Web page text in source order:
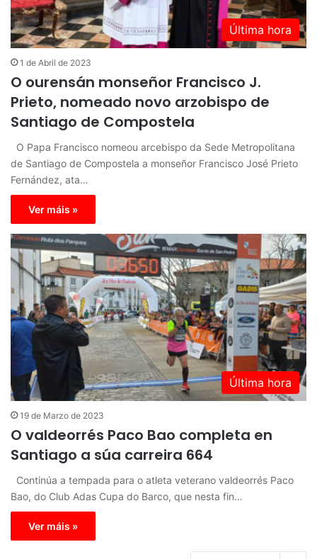
Última hora
1 de Abril de 2023
O ourensán monseñor Francisco J.
Prieto, nomeado novo arzobispo de
Santiago de Compostela
O Papa Francisco nomeou arcebispo da Sede Metropolitana
de Santiago de Compostela a monseñor Francisco José Prieto
Fernández, ata…
Ver máis »
Última hora
19 de Marzo de 2023
O valdeorrés Paco Bao completa en
Santiago a súa carreira 664
Continúa a tempada para o atleta veterano valdeorrés Paco
Bao, do Club Adas Cupa do Barco, que nesta fin…
Ver máis »